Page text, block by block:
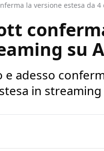
la versione estesa da
su
e adesso
in streaming